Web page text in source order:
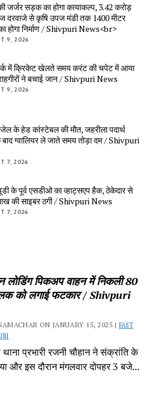
जर्जर सड़क का होगा कायाकल्प, 3.42 करोड़
दरवाजे से कृषि उपज मंडी तक 1400 मीटर
होगा निर्माण / Shivpuri News<br>
9, 2026
में क्रिकेट खेलते समय करंट की चपेट में आया
ने बचाई जान / Shivpuri News
9, 2026
के हेड कांस्टेबल की मौत, जहरीला पदार्थ
ग्वालियर ले जाते समय तोड़ा दम / Shivpuri
7, 2026
के पूर्व एसडीओ का व्हाट्सएप हैक, ठेकेदार से
की साइबर ठगी / Shivpuri News
7, 2026
लोडिंग पिकअप वाहन में निकली 80
को लगाई फटकार / Shivpuri
ON JANUARY 15, 2025 | FAST
प्रभारी रजनी चौहान ने संक्रांति के
और इस दौरान मंगलवार दोपहर 3 बजे...